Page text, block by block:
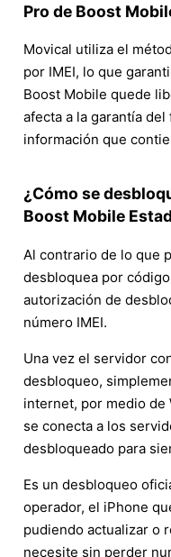
Pro de Boost
Movical utiliza el
por IMEI, lo que
Boost Mobile quede
afecta a la garantía
información que
¿Cómo se
Boost Mobile
Al contrario de lo que
desbloquea por
autorización de
número IMEI.
Una vez el servidor
desbloqueo,
internet, por medio de
se conecta a los
desbloqueado para
Es un desbloqueo
operador, el iPhone
pudiendo actualizar o
necesite sin perder